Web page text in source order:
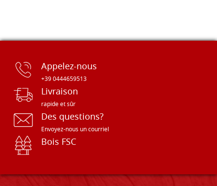
Appelez-nous
+39 0444659513
Livraison
rapide et sûr
Des questions?
Envoyez-nous un courriel
Bois FSC